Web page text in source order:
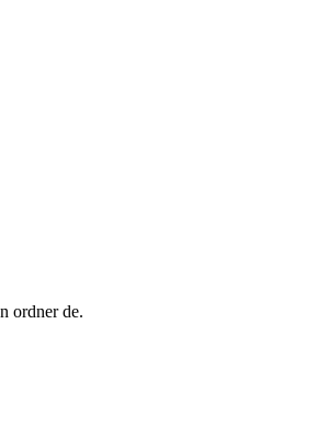
ordner de.